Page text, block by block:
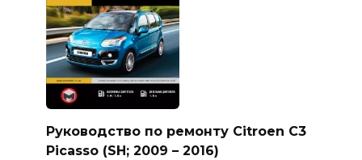
Руководство по ремонту Citroen C3
Picasso (SH; 2009 – 2016)